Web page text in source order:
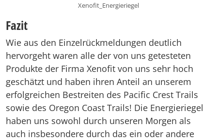
Xenofit_Energieriegel
Fazit
Wie aus den Einzelrückmeldungen deutlich
hervorgeht waren alle der von uns getesteten
Produkte der Firma Xenofit von uns sehr hoch
geschätzt und haben ihren Anteil an unserem
erfolgreichen Bestreiten des Pacific Crest Trails
sowie des Oregon Coast Trails! Die Energieriegel
haben uns sowohl durch unseren Morgen als
auch insbesondere durch das ein oder andere